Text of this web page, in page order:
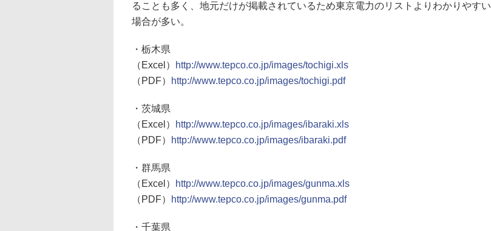
ることも多く、地元だけが掲載されているため東京電力のリストよりわかりやすい
場合が多い。
・栃木県
（Excel）
http://www.tepco.co.jp/images/tochigi.xls
（PDF）
http://www.tepco.co.jp/images/tochigi.pdf
・茨城県
（Excel）
http://www.tepco.co.jp/images/ibaraki.xls
（PDF）
http://www.tepco.co.jp/images/ibaraki.pdf
・群馬県
（Excel）
http://www.tepco.co.jp/images/gunma.xls
（PDF）
http://www.tepco.co.jp/images/gunma.pdf
・千葉県